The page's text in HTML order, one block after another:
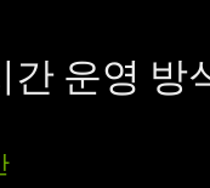
간 운영 방